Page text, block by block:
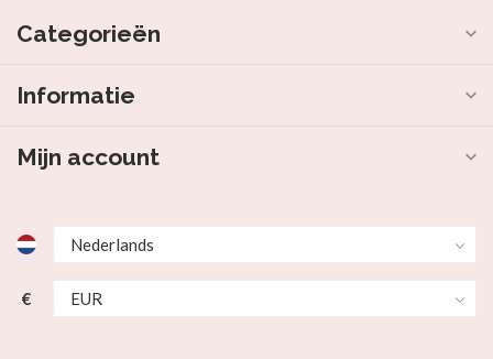
Categorieën
Informatie
Mijn account
€